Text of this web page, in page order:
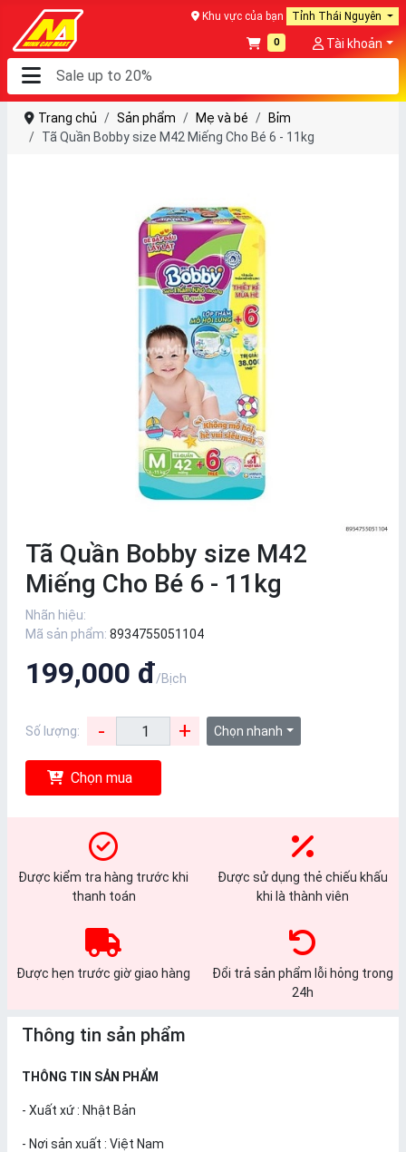
Khu vực của bạn Tỉnh Thái Nguyên
0 Tài khoản
Trang chủ Sản phẩm Mẹ và bé
Bỉm
Tã Quần Bobby size M42 Miếng Cho Bé 6 - 11kg
Tã Quần Bobby size M42
Miếng Cho Bé 6 - 11kg
Nhãn hiệu:
Mã sản phẩm: 8934755051104
199,000 đ/Bịch
Số lượng: - + Chọn nhanh
Chọn mua
Được kiểm tra hàng trước khi
thanh toán
Được sử dụng thẻ chiếu khấu
khi là thành viên
Được hẹn trước giờ giao hàng
Đổi trả sản phẩm lỗi hỏng trong
24h
Thông tin sản phẩm
THÔNG TIN SẢN PHẨM
- Xuất xứ : Nhật Bản
- Nơi sản xuất : Việt Nam